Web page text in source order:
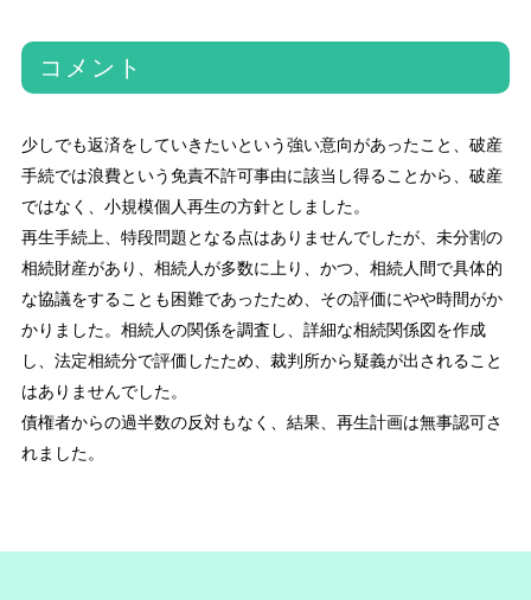
コメント
少しでも返済をしていきたいという強い意向があったこと、破産
手続では浪費という免責不許可事由に該当し得ることから、破産
ではなく、小規模個人再生の方針としました。
再生手続上、特段問題となる点はありませんでしたが、未分割の
相続財産があり、相続人が多数に上り、かつ、相続人間で具体的
な協議をすることも困難であったため、その評価にやや時間がか
かりました。相続人の関係を調査し、詳細な相続関係図を作成
し、法定相続分で評価したため、裁判所から疑義が出されること
はありませんでした。
債権者からの過半数の反対もなく、結果、再生計画は無事認可さ
れました。